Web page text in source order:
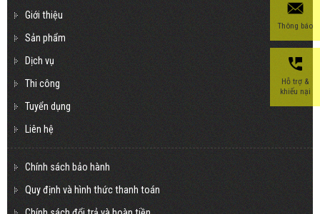
Giới thiệu
Sản phẩm
Dịch vụ
Thi công
Tuyển dụng
Liên hệ
Chính sách bảo hành
Quy định và hình thức thanh toán
Thông báo
Hỗ trợ &
khiếu nại